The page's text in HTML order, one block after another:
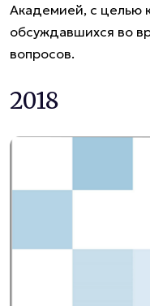
Академией, с целью
обсуждавшихся во
вопросов.
2018